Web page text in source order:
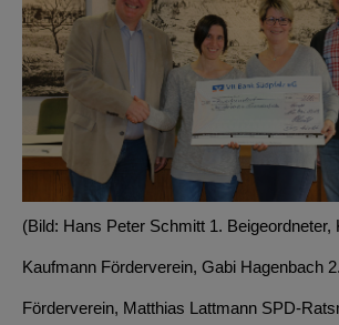
(Bild: Hans Peter Schmitt 1. Beigeordneter,
Kaufmann Förderverein, Gabi Hagenbach
Förderverein, Matthias Lattmann SPD-